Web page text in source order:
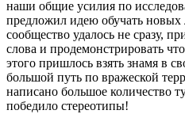
наши общие усилия по
предложил идею обучать
сообщество удалось не сразу,
слова и продемонстрировать
этого пришлось взять знамя в
большой путь по вражеской
написано большое количество
победило стереотипы!